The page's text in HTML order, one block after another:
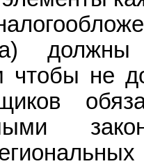
должны
чтобы не